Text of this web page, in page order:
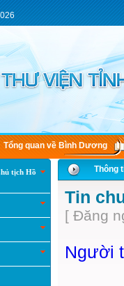
Tổng quan về Bình Dương
tịch Hồ
Thông
Tin
[ Đăng
Người